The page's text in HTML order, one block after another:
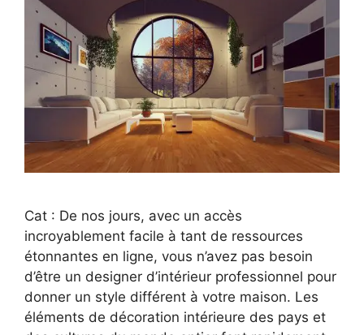
Cat : De nos jours, avec un accès
incroyablement facile à tant de ressources
étonnantes en ligne, vous n’avez pas besoin
d’être un designer d’intérieur professionnel pour
donner un style différent à votre maison. Les
éléments de décoration intérieure des pays et